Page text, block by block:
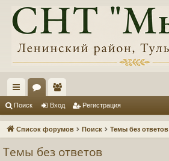
с
ы ум
ол
ьз
Поиск Вход Регистрация
Список форумов Поиск Темы без ответов
Темы без ответов